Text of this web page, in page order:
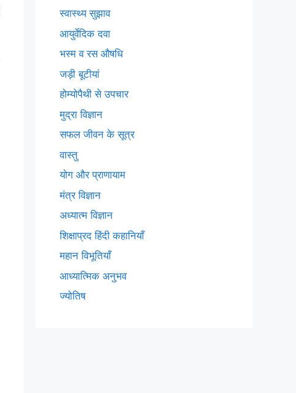
स्वास्थ्य सुझाव
आयुर्वेदिक दवा
भस्म व रस औषधि
जड़ी बूटीयां
होम्योपैथी से उपचार
मुद्रा विज्ञान
सफल जीवन के सूत्र
वास्तु
योग और प्राणायाम
मंत्र विज्ञान
अध्यात्म विज्ञान
शिक्षाप्रद हिंदी कहानियाँ
महान विभूतियाँ
आध्यात्मिक अनुभव
ज्योतिष